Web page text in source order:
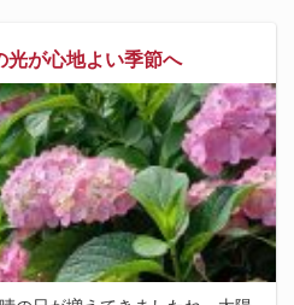
光が心地よい季節へ